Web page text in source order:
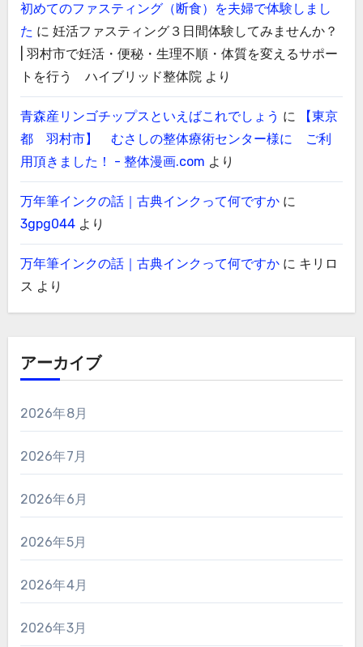
初めてのファスティング（断食）を夫婦で体験しまし
た に 妊活ファスティング３日間体験してみませんか？
| 羽村市で妊活・便秘・生理不順・体質を変えるサポー
トを行う ハイブリッド整体院より
青森産リンゴチップスといえばこれでしょう に
【東京
都 羽村市】 むさしの整体療術センター様に ご利
用頂きました！ - 整体漫画.com より
万年筆インクの話｜古典インクって何ですかに
3gpg044より
万年筆インクの話｜古典インクって何ですかに キリロ
ス より
アーカイブ
2026年8月
2026年7月
2026年6月
2026年5月
2026年4月
2026年3月